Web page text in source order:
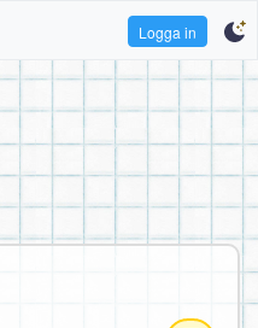
Logga in